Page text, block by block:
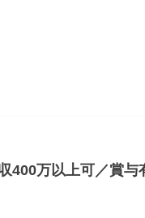
400万以上可／賞与